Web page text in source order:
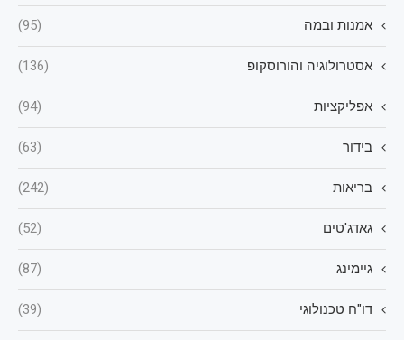
אמנות ובמה (95)
אסטרולוגיה והורוסקופ (136)
אפליקציות (94)
בידור (63)
בריאות (242)
גאדג'טים (52)
גיימינג (87)
דו"ח טכנולוגי (39)